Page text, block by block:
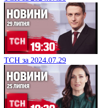
ТСН за 2024.07.29